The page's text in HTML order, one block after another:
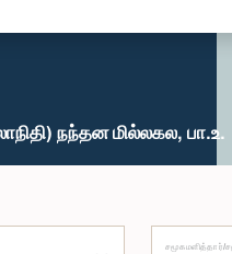
நந்தன மில்லகல, பா.உ.
சமூகமளித்தார்/